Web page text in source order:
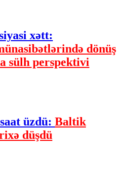
xətt:
dönüş
sülh perspektivi
üzdü: Baltik
düşdü